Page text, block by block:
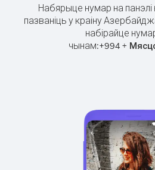
Набярыце нумар на
пазваніць у краіну
набірайце
чынам:+994+